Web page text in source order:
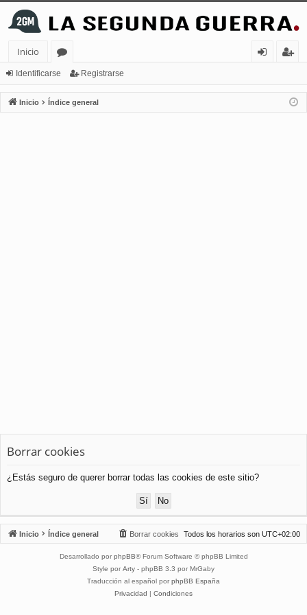
Inicio
or
os
nt
ifi
ist
ra
Identificarse Registrarse
Inicio Índice general
Borrar cookies
¿Estás seguro de querer borrar todas las cookies de este sitio?
Inicio Índice general Todos los horarios son UTC+02:00
Borrar cookies
Desarrollado por phpBB® Forum Software © phpBB Limited
Style por Arty - phpBB 3.3 por MrGaby
Traducción al español por phpBB España
Privacidad | Condiciones